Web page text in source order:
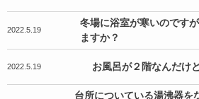
2022.5.19
冬場に浴室が寒いのです
ますか？
2022.5.19 お風呂が２階なんだけ
台所についている湯沸器を